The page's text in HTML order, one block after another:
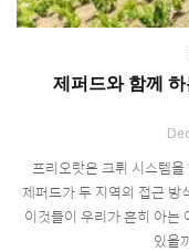
제퍼드와 함께 하
프리오랏은 크뤼 시스템
제퍼드가 두 지역의 접근 방
이것들이 우리가 흔히 아는
있을